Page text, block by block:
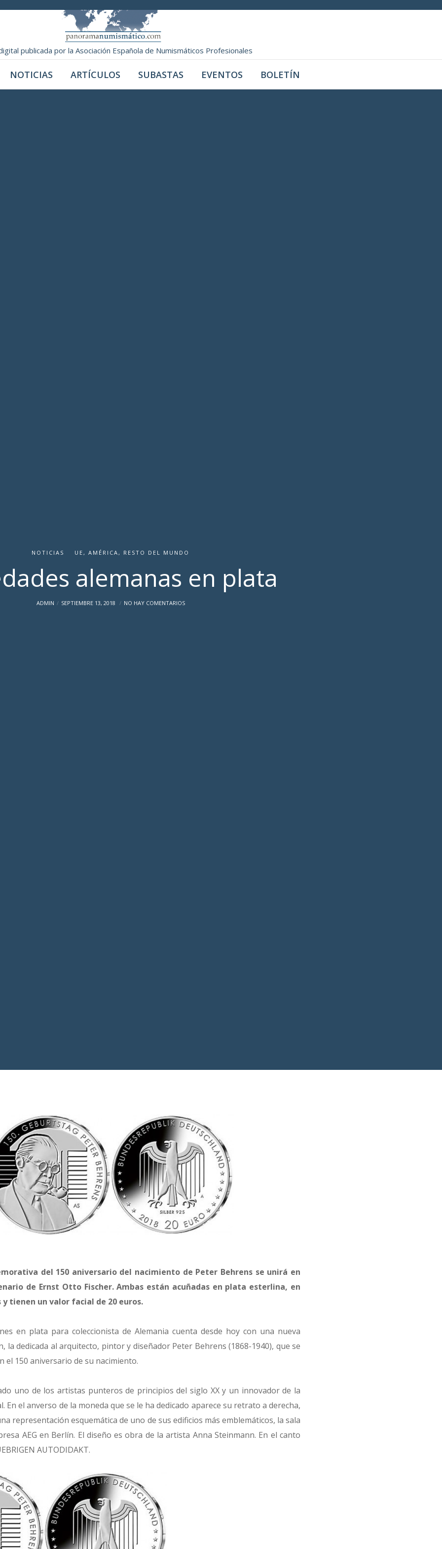
publicada por la Asociación Española de Numismáticos Profesionales
NOTICIAS ARTÍCULOS SUBASTAS EVENTOS BOLETÍN
NOTICIAS UE, AMÉRICA, RESTO DEL MUNDO
alemanas en plata
ADMIN SEPTIEMBRE 13, 2018 NO HAY COMENTARIOS
del 150 aniversario del nacimiento de Peter Behrens se unirá en
de Ernst Otto Fischer. Ambas están acuñadas en plata esterlina, en
tienen un valor facial de 20 euros.
en plata para coleccionista de Alemania cuenta desde hoy con una nueva
la dedicada al arquitecto, pintor y diseñador Peter Behrens (1868-1940), que se
el 150 aniversario de su nacimiento.
uno de los artistas punteros de principios del siglo XX y un innovador de la
En el anverso de la moneda que se le ha dedicado aparece su retrato a derecha,
representación esquemática de uno de sus edificios más emblemáticos, la sala
AEG en Berlín. El diseño es obra de la artista Anna Steinmann. En el canto
AUTODIDAKT.